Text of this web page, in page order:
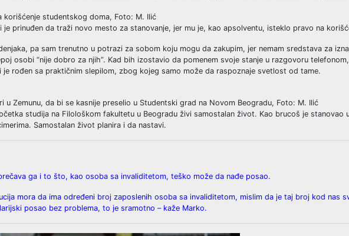
korišćenje studentskog doma, Foto: M. Ilić
prinuđen da traži novo mesto za stanovanje, jer mu je, kao apsolventu, isteklo pravo na
pa sam trenutno u potrazi za sobom koju mogu da zakupim, jer nemam sredstava za
osobi “nije dobro za njih”. Kad bih izostavio da pomenem svoje stanje u razgovoru
rođen sa praktičnim slepilom, zbog kojeg samo može da raspoznaje svetlost od tame.
u Zemunu, da bi se kasnije preselio u Studentski grad na Novom Beogradu, Foto: M. Ilić
studija na Filološkom fakultetu u Beogradu živi samostalan život. Kao brucoš je
Samostalan život planira i da nastavi.
ga i to što, kao osoba sa invaliditetom, teško može da nađe posao.
mora da ima određeni broj zaposlenih osoba sa invaliditetom, mislim da je taj broj kod
posao bez problema, to je sramotno – kaže Marko.